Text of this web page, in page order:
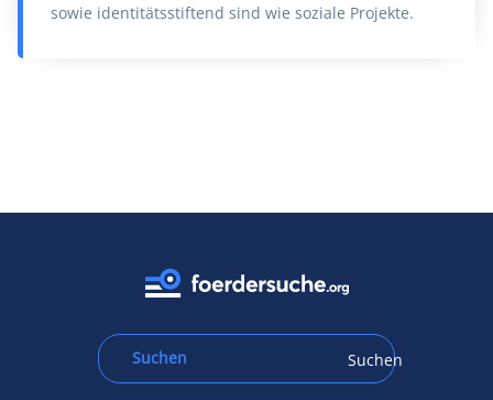
sowie identitätsstiftend sind wie soziale Projekte.
Suchen